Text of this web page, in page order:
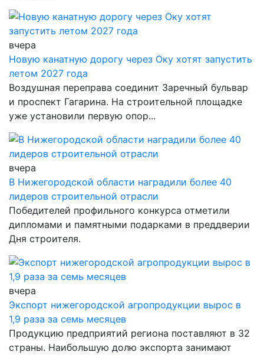
вчера
Новую канатную дорогу через Оку хотят запустить
летом 2027 года
Воздушная переправа соединит Заречный бульвар
и проспект Гагарина. На строительной площадке
уже установили первую опор...
вчера
В Нижегородской области наградили более 40
лидеров строительной отрасли
Победителей профильного конкурса отметили
дипломами и памятными подарками в преддверии
Дня строителя.
вчера
Экспорт нижегородской агропродукции вырос в
1,9 раза за семь месяцев
Продукцию предприятий региона поставляют в 32
страны. Наибольшую долю экспорта занимают